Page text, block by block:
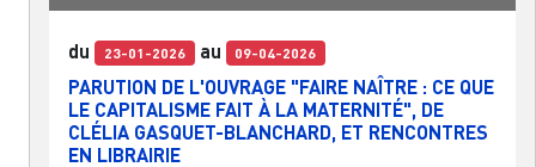
du 23-01-2026 au 09-04-2026
PARUTION DE L'OUVRAGE "FAIRE NAÎTRE : CE QUE
LE CAPITALISME FAIT À LA MATERNITÉ", DE
CLÉLIA GASQUET-BLANCHARD, ET RENCONTRES
EN LIBRAIRIE